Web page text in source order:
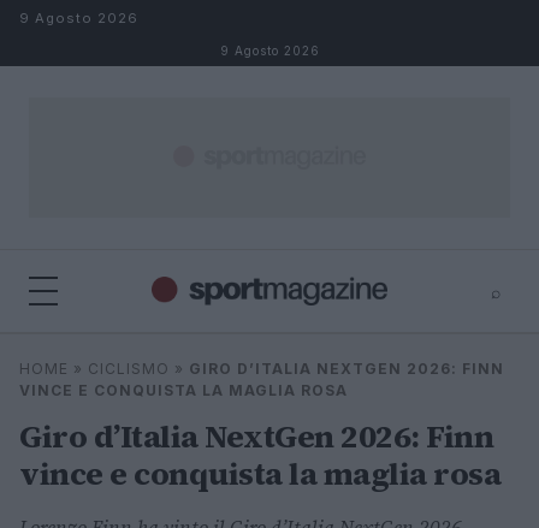
Salta al contenuto
9 Agosto 2026
9 Agosto 2026
⌕
Cerca
⌕ ×
HOME » CICLISMO » GIRO D’ITALIA NEXTGEN 2026: FINN
VINCE E CONQUISTA LA MAGLIA ROSA
Giro d’Italia NextGen 2026: Finn
vince e conquista la maglia rosa